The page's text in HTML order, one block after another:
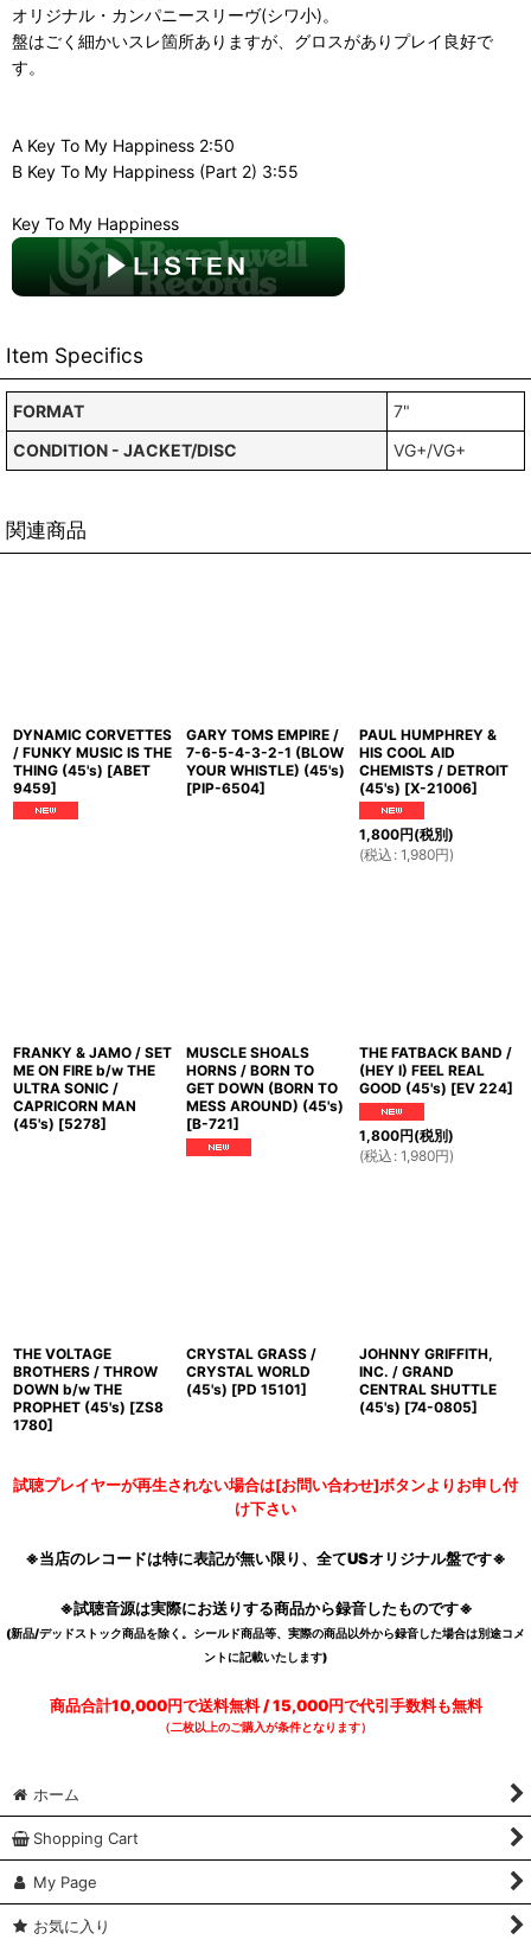
オリジナル・カンパニースリーヴ(シワ小)。
盤はごく細かいスレ箇所ありますが、グロスがありプレイ良好で
す。
A Key To My Happiness 2:50
B Key To My Happiness (Part 2) 3:55
Key To My Happiness
Item Specifics
FORMAT
7"
CONDITION - JACKET/DISC
VG+/VG+
関連商品
DYNAMIC CORVETTES
/ FUNKY MUSIC IS THE
THING (45's) [ABET
9459]
GARY TOMS EMPIRE /
7-6-5-4-3-2-1 (BLOW
YOUR WHISTLE) (45's)
[PIP-6504]
PAUL HUMPHREY &
HIS COOL AID
CHEMISTS / DETROIT
(45's) [X-21006]
1,800円(税別)
(税込 : 1,980円)
FRANKY & JAMO / SET
ME ON FIRE b/w THE
ULTRA SONIC /
CAPRICORN MAN
(45's) [5278]
MUSCLE SHOALS
HORNS / BORN TO
GET DOWN (BORN TO
MESS AROUND) (45's)
[B-721]
THE FATBACK BAND /
(HEY I) FEEL REAL
GOOD (45's) [EV 224]
1,800円(税別)
(税込 : 1,980円)
THE VOLTAGE
BROTHERS / THROW
DOWN b/w THE
PROPHET (45's) [ZS8
1780]
CRYSTAL GRASS /
CRYSTAL WORLD
(45's) [PD 15101]
JOHNNY GRIFFITH,
INC. / GRAND
CENTRAL SHUTTLE
(45's) [74-0805]
試聴プレイヤーが再生されない場合は[お問い合わせ]ボタンよりお申し付
け下さい
※当店のレコードは特に表記が無い限り、全てUSオリジナル盤です※
※試聴音源は実際にお送りする商品から録音したものです※
(新品/デッドストック商品を除く。シールド商品等、実際の商品以外から録音した場合は別途コメ
ントに記載いたします)
商品合計10,000円で送料無料 / 15,000円で代引手数料も無料
（二枚以上のご購入が条件となります）
ホーム
Shopping Cart
My Page
お気に入り